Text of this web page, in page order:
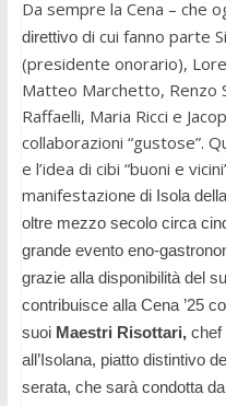
Da sempre la Cena – che
direttivo di cui fanno parte
(presidente onorario),
Matteo Marchetto, Renzo
Raffaelli, Maria Ricci e
collaborazioni “gustose”.
e l’idea di cibi “buoni e
manifestazione di Isola
oltre mezzo secolo circa
grande evento eno-
grazie alla disponibilità del
contribuisce alla Cena ’25
suoi Maestri Risottari,chef
all’Isolana, piatto distintivo
serata, che sarà condotta da